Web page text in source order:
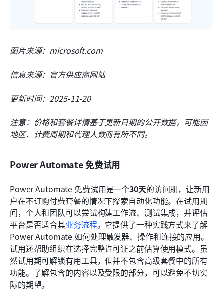
图片来源：microsoft.com
信息来源：官方供应商网站
更新时间：2025-11-20
注意：价格和套餐详情基于更新日期的公开数据，可能因
地区、计费周期和代理人数而有所不同。
Power Automate 免费试用
Power Automate 免费试用是一个30天的访问期，让新用
户在不订购付费套餐的情况下探索自动化功能。在试用期
间，个人和团队可以尝试构建工作流、测试集成，并评估
平台是否适合其业务流程。它提供了一种实践方式来了解
Power Automate 如何处理触发器、操作和连接的应用。
试用还帮助组织在选择完整许可证之前估算使用模式。虽
然试用期可解锁有用工具，但并不包含高级套餐中的所有
功能。了解包含的内容以及受限的部分，可以避免不切实
际的期望。